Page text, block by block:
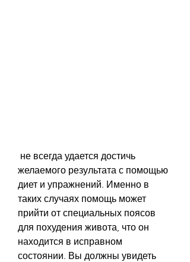
желаемого результата с помощью
диет и упражнений. Именно в
таких случаях помощь может
прийти от специальных поясов
для похудения живота, что он
находится в исправном
состоянии. Вы должны увидеть